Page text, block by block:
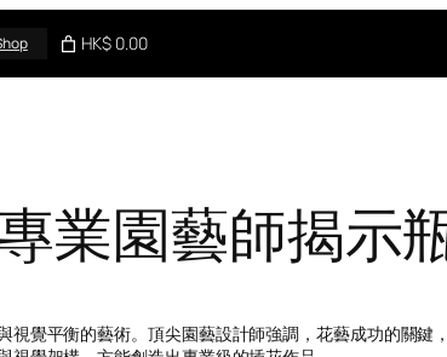
HK$ 0.00
業園藝師揭示
視覺平衡的藝術。頂尖園藝設計師強調，花藝成功的關